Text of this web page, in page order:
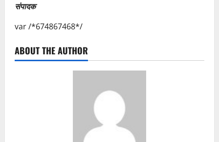
संपादक
var /*674867468*/
ABOUT THE AUTHOR